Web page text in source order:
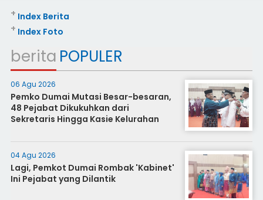
Index Berita
+
Index Foto
+
berita POPULER
06 Agu 2026
Pemko Dumai Mutasi Besar-besaran,
48 Pejabat Dikukuhkan dari
Sekretaris Hingga Kasie Kelurahan
04 Agu 2026
Lagi, Pemkot Dumai Rombak 'Kabinet'
Ini Pejabat yang Dilantik